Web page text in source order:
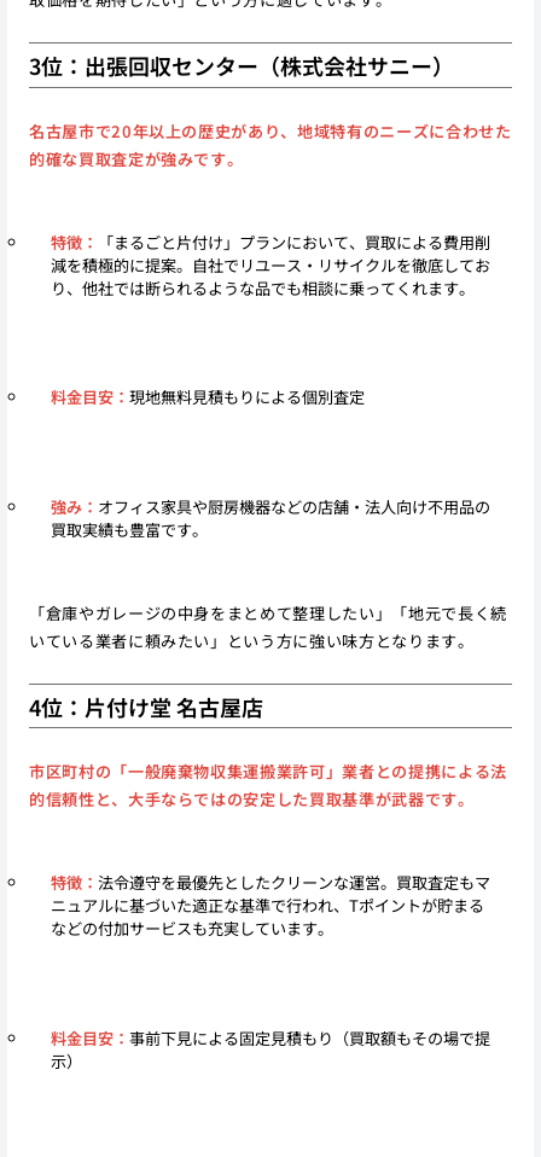
3位：出張回収センター（株式会社サニー）
名古屋市で20年以上の歴史があり、地域特有のニーズに合わせた
的確な買取査定が強みです。
特徴：
「まるごと片付け」プランにおいて、買取による費用削
減を積極的に提案。自社でリユース・リサイクルを徹底してお
り、他社では断られるような品でも相談に乗ってくれます。
料金目安： 現地無料見積もりによる個別査定
強み： オフィス家具や厨房機器などの店舗・法人向け不用品の
買取実績も豊富です。
「倉庫やガレージの中身をまとめて整理したい」「地元で長く続
いている業者に頼みたい」という方に強い味方となります。
4位：片付け堂 名古屋店
市区町村の「一般廃棄物収集運搬業許可」業者との提携による法
的信頼性と、大手ならではの安定した買取基準が武器です。
特徴： 法令遵守を最優先としたクリーンな運営。買取査定もマ
ニュアルに基づいた適正な基準で行われ、Tポイントが貯まる
などの付加サービスも充実しています。
料金目安： 事前下見による固定見積もり（買取額もその場で提
示）